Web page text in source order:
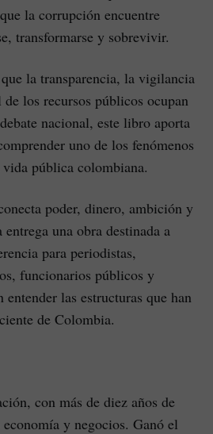
la corrupción encuentre
transformarse y sobrevivir.
la transparencia, la vigilancia
los recursos públicos ocupan
nacional, este libro aporta
uno de los fenómenos
vida pública colombiana.
poder, dinero, ambición y
una obra destinada a
para periodistas,
funcionarios públicos y
entender las estructuras que han
de Colombia.
con más de diez años de
y negocios. Ganó el